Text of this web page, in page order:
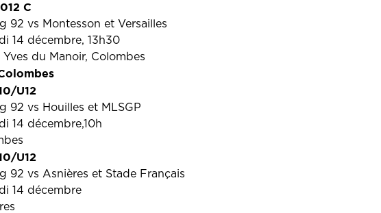
C
92 vs Montesson et Versailles
14 décembre, 13h30
Yves du Manoir, Colombes
U12
92 vs Houilles et MLSGP
14 décembre,10h
U12
92 vs Asnières et Stade Français
14 décembre